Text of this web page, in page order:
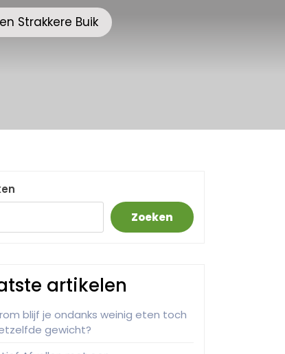
Strakkere Buik
Zoeken
artikelen
blijf je ondanks weinig eten toch
gewicht?